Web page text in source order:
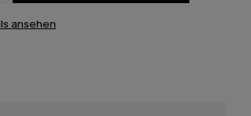
ansehen